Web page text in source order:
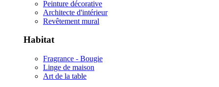
Peinture décorative
Architecte d'intérieur
Revêtement mural
Habitat
Fragrance - Bougie
Linge de maison
Art de la table